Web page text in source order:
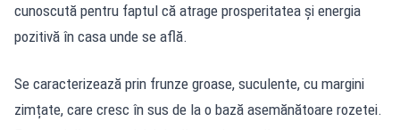
cunoscută pentru faptul că atrage prosperitatea și energia
pozitivă în casa unde se află.
Se caracterizează prin frunze groase, suculente, cu margini
zimțate, care cresc în sus de la o bază asemănătoare rozetei.